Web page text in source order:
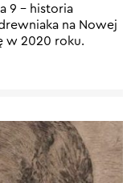
9 – historia
na Nowej
w 2020 roku.